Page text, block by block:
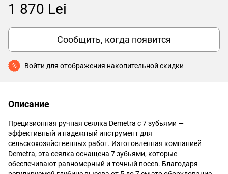
1 870 Lei
Сообщить, когда появится
% Войти для отображения накопительной скидки
Описание
Прецизионная ручная сеялка Demetra с 7 зубьями —
эффективный и надежный инструмент для
сельскохозяйственных работ. Изготовленная компанией
Demetra, эта сеялка оснащена 7 зубьями, которые
обеспечивают равномерный и точный посев. Благодаря